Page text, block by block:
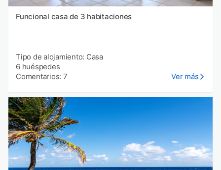
Funcional casa de 3 habitaciones
Tipo de alojamiento: Casa
6 huéspedes
Comentarios: 7
Ver más